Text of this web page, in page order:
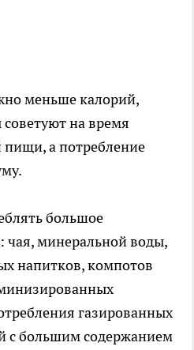
меньше калорий,
на время
пищи, а потребление
большое
чая, минеральной воды,
напитков, компотов
газированных
с большим содержанием